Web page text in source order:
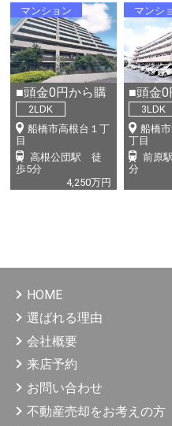
マンション
■頭金0円から購
入可・24時間コ
ンシェルジュ常
駐■創業55年...
2LDK
船橋市高根台１丁
目
高根公団駅 徒
歩5分
4,250万円
マンシ
■頭金0
入可・
ベーシ
業55年
サ...
3LDK
船橋
丁目
前原
分
HOME
選ばれる理由
会社概要
来店予約
お問い合わせ
不動産売却をお考えの方